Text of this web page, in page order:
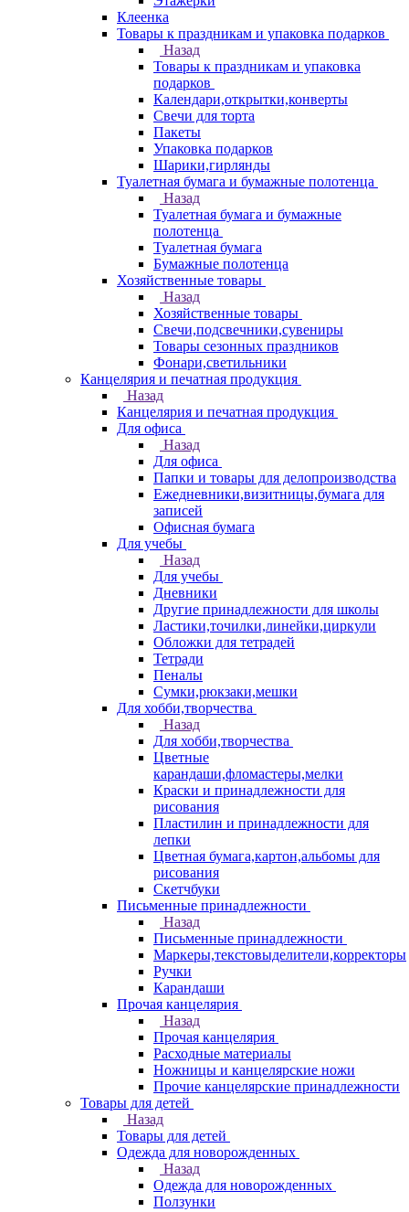
Клеенка
Товары к праздникам и упаковка подарков
Назад
Товары к праздникам и упаковка
подарков
Календари,открытки,конверты
Свечи для торта
Пакеты
Упаковка подарков
Шарики,гирлянды
Туалетная бумага и бумажные полотенца
Назад
Туалетная бумага и бумажные
полотенца
Туалетная бумага
Бумажные полотенца
Хозяйственные товары
Назад
Хозяйственные товары
Свечи,подсвечники,сувениры
Товары сезонных праздников
Фонари,светильники
Канцелярия и печатная продукция
Назад
Канцелярия и печатная продукция
Для офиса
Назад
Для офиса
Папки и товары для делопроизводства
Ежедневники,визитницы,бумага для
записей
Офисная бумага
Для учебы
Назад
Для учебы
Дневники
Другие принадлежности для школы
Ластики,точилки,линейки,циркули
Обложки для тетрадей
Тетради
Пеналы
Сумки,рюкзаки,мешки
Для хобби,творчества
Назад
Для хобби,творчества
Цветные
карандаши,фломастеры,мелки
Краски и принадлежности для
рисования
Пластилин и принадлежности для
лепки
Цветная бумага,картон,альбомы для
рисования
Скетчбуки
Письменные принадлежности
Назад
Письменные принадлежности
Маркеры,текстовыделители,корректоры
Ручки
Карандаши
Прочая канцелярия
Назад
Прочая канцелярия
Расходные материалы
Ножницы и канцелярские ножи
Прочие канцелярские принадлежности
Товары для детей
Назад
Товары для детей
Одежда для новорожденных
Назад
Одежда для новорожденных
Ползунки